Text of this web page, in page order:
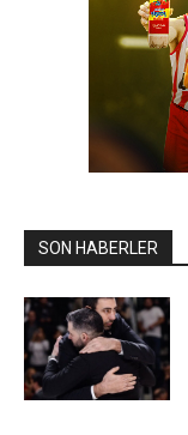
SON HABERLER